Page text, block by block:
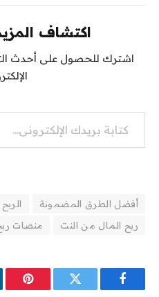
اكتشاف
اشترك للحصول على أحدث
كتابة بريدك الإلكتروني...
أفضل الطرق المضمونة
ربح المال من النت
منصات
فيسبوك تويتر